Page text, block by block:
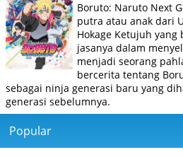
Boruto: Naruto Next
putra atau anak dari
Hokage Ketujuh
jasanya dalam
menjadi seorang
bercerita tentang
sebagai ninja generasi baru yang
generasi sebelumnya.
Popular